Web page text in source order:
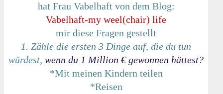
hat Frau Vabelhaft von dem Blog:
Vabelhaft-my weel(chair) life
mir diese Fragen gestellt
1. Zähle die ersten 3 Dinge auf, die du tun
würdest,wenn du 1 Million € gewonnen hättest?
*Mit meinen Kindern teilen
*Reisen